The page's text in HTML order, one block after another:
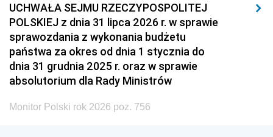
UCHWAŁA SEJMU RZECZYPOSPOLITEJ
POLSKIEJ z dnia 31 lipca 2026 r. w sprawie
sprawozdania z wykonania budżetu
państwa za okres od dnia 1 stycznia do
dnia 31 grudnia 2025 r. oraz w sprawie
absolutorium dla Rady Ministrów
Monitor Polski rok 2026 poz. 756